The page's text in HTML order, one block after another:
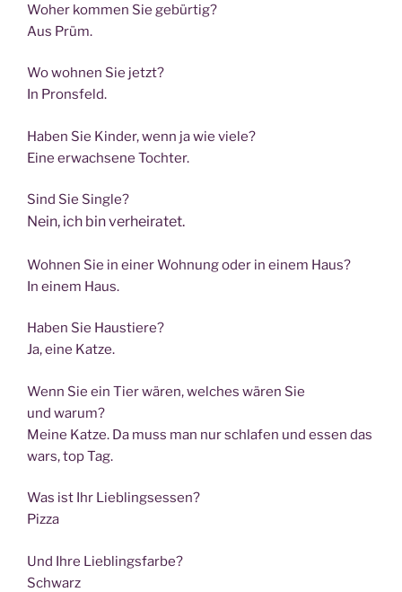
Woher kom­men Sie gebürtig?
Aus Prüm.
Wo woh­nen Sie jetzt?
In Pronsfeld.
Haben Sie Kin­der, wenn ja wie viele?
Eine erwach­se­ne Tochter.
Sind Sie Single?
Nein, ich bin verheiratet.
Woh­nen Sie in einer Woh­nung oder in einem Haus?
In einem Haus.
Haben Sie Haustiere?
Ja, eine Katze.
Wenn Sie ein Tier wären, wel­ches wären Sie
und warum?
Mei­ne Kat­ze. Da muss man nur schla­fen und essen das
wars, top Tag.
Was ist Ihr Lieblingsessen?
Pizza
Und Ihre Lieblingsfarbe?
Schwarz